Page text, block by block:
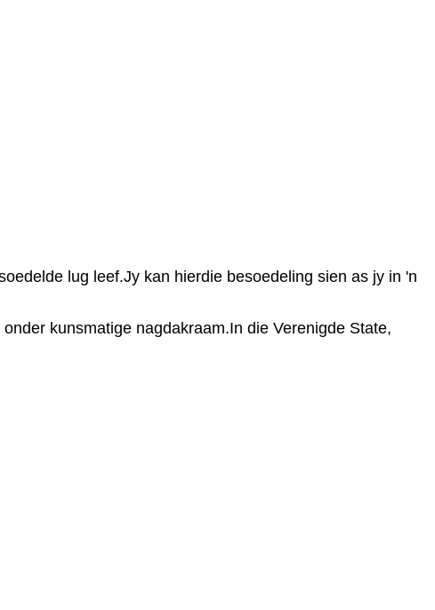
lug leef.Jy kan hierdie besoedeling sien as jy in 'n
kunsmatige nagdakraam.In die Verenigde State,